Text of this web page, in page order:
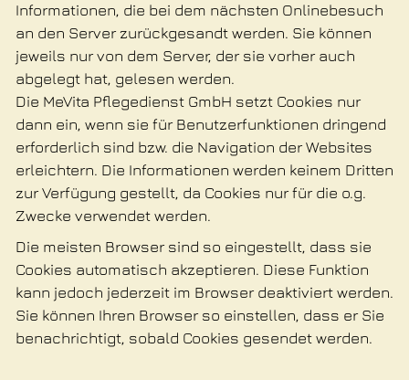
Informationen, die bei dem nächsten Onlinebesuch
an den Server zurückgesandt werden. Sie können
jeweils nur von dem Server, der sie vorher auch
abgelegt hat, gelesen werden.
Die MeVita Pflegedienst GmbH setzt Cookies nur
dann ein, wenn sie für Benutzerfunktionen dringend
erforderlich sind bzw. die Navigation der Websites
erleichtern. Die Informationen werden keinem Dritten
zur Verfügung gestellt, da Cookies nur für die o.g.
Zwecke verwendet werden.
Die meisten Browser sind so eingestellt, dass sie
Cookies automatisch akzeptieren. Diese Funktion
kann jedoch jederzeit im Browser deaktiviert werden.
Sie können Ihren Browser so einstellen, dass er Sie
benachrichtigt, sobald Cookies gesendet werden.